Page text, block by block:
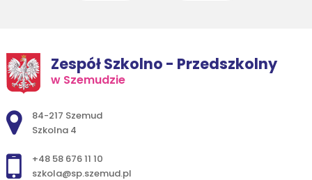
Zespół Szkolno - Przedszkolny
w Szemudzie
Adres pocztowy:
84-217 Szemud
Szkolna 4
+48 58 676 11 10
szkola@sp.szemud.pl